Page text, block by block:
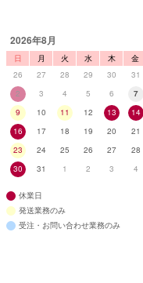
2026年8月
日 月 火 水 木 金
26
27 28 29 30 31
2
3 4 5 6 7
9
10 11 12 13 14
16
17 18 19 20 21
23
24 25 26 27 28
30
31 1 2 3 4
休業日
発送業務のみ
受注・お問い合わせ業務のみ